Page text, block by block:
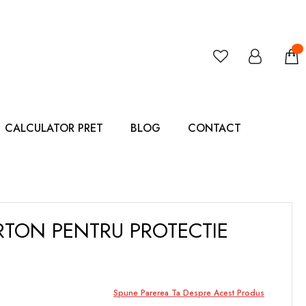
CALCULATOR PRET BLOG CONTACT
PENTRU PROTECTIE
Spune Parerea Ta Despre Acest Produs